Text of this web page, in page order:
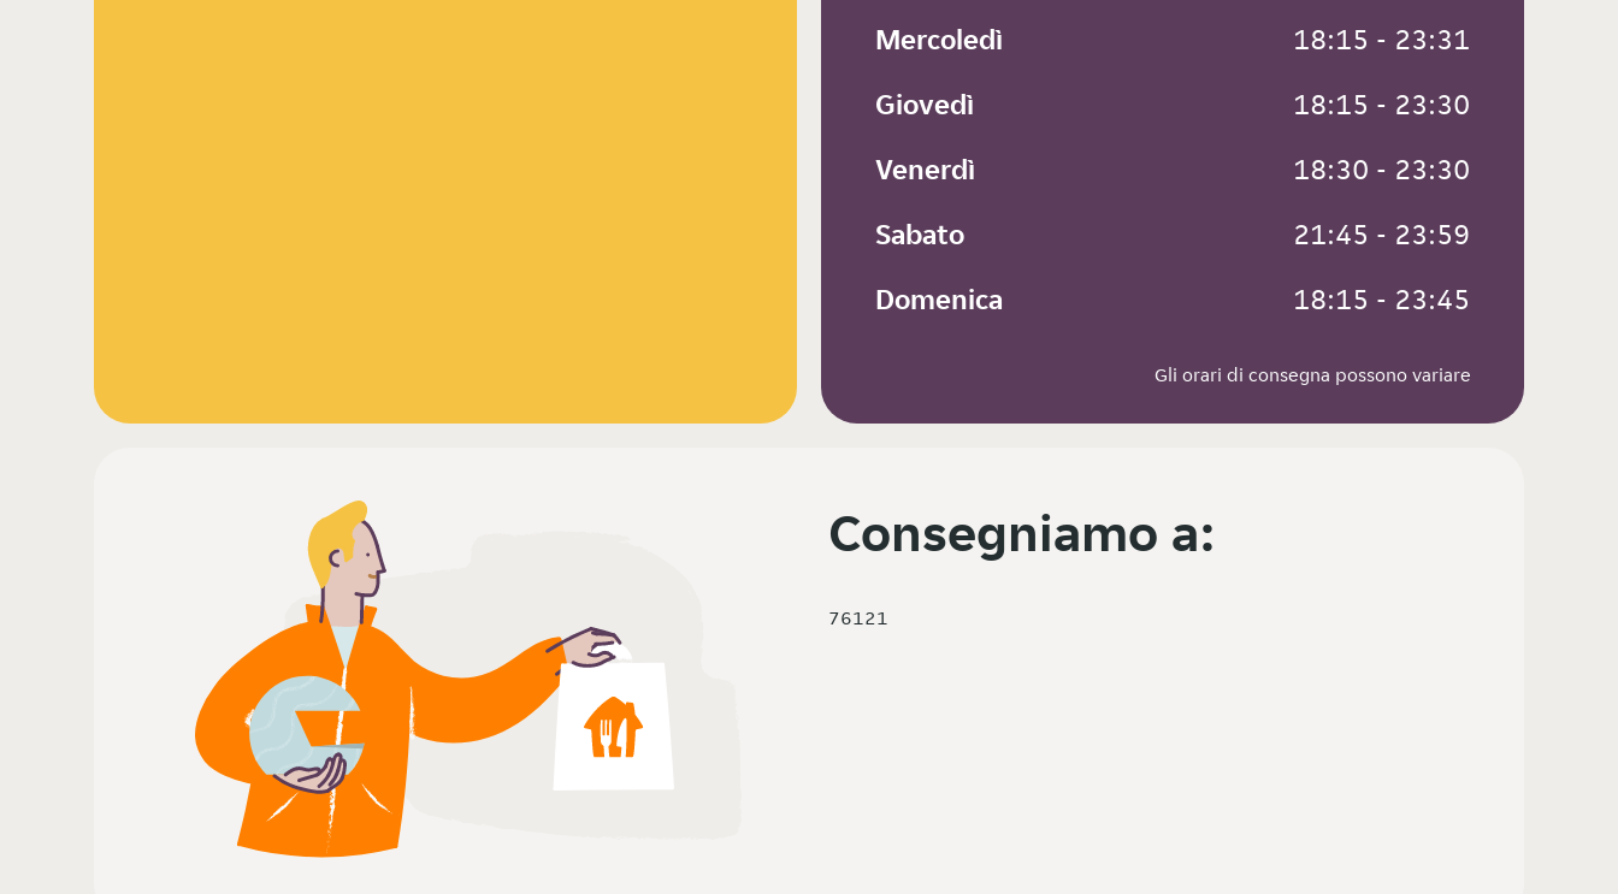
Mercoledì
18:15 - 23:31
Giovedì
18:15 - 23:30
Venerdì
18:30 - 23:30
Sabato
21:45 - 23:59
Domenica
18:15 - 23:45
Gli orari di consegna possono variare
Consegniamo a:
76121